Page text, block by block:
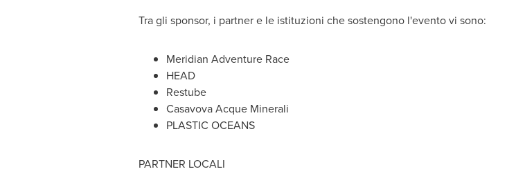
Tra gli sponsor, i partner e le istituzioni che sostengono l'evento vi sono:
Meridian Adventure Race
HEAD
Restube
Casavova Acque Minerali
PLASTIC OCEANS
PARTNER LOCALI